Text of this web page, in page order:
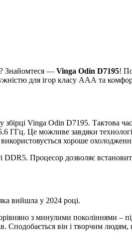
Знайомтеся — Vinga Odin D7195!
для ігор класу ААА та
Vinga Odin D7195. Тактова
ГГц. Це можливе завдяки
хороше
DDR5. Процесор дозволяє
вийшла у 2024 році.
з минулими поколіннями –
Сподобається він і творчим людям,